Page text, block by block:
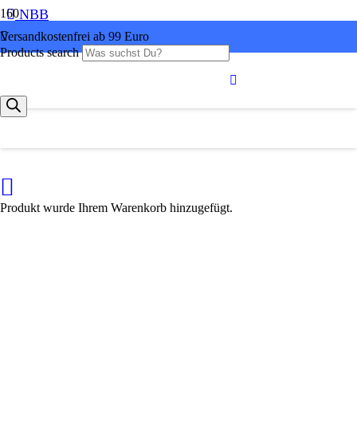
Versandkostenfrei ab 99 Euro
Products search
Produkt wurde Ihrem Warenkorb hinzugefügt.
NBB